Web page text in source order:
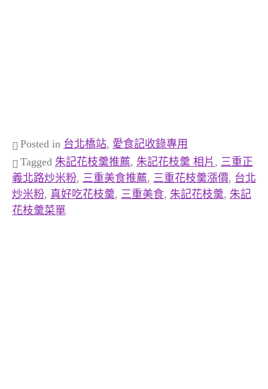
Posted in 台北橋站, 愛食記收錄專用
Tagged 朱記花枝羹推薦, 朱記花枝羹 相片 , 三重正
義北路炒米粉, 三重美食推薦, 三重花枝羹漲價, 台北
炒米粉, 真好吃花枝羹, 三重美食, 朱記花枝羹, 朱記
花枝羹菜單